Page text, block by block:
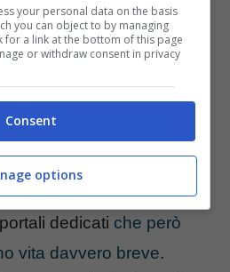
migliore dei modi.
percercarli e trovarli, il
di ricerca interno
i risultati da
Il secondo è
web basandosi sul
utenti che vengono
dedicati che però
vita davvero breve.
your personal data on the basis
you can object to by managing
a link at the bottom of this page
or withdraw consent in privacy
Consent
options